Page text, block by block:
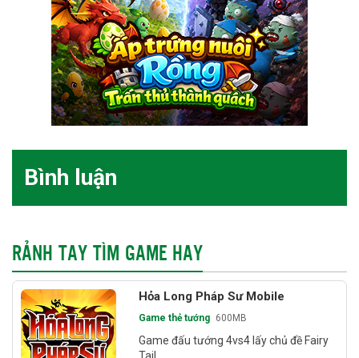
Bình luận
RẢNH TAY TÌM GAME HAY
Hỏa Long Pháp Sư Mobile
Game thẻ tướng 600MB
Game đấu tướng 4vs4 lấy chủ đề Fairy
Tail.